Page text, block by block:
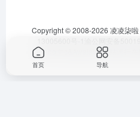
Copyright © 2008-2026 凌凌柒啦
Dlaoo.Inc
Awalab| 本站运行在
首页 导航